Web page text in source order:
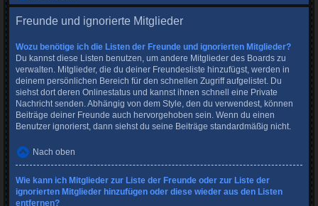
Freunde und ignorierte Mitglieder
Wozu benötige ich die Listen der Freunde und ignorierten Mitglieder?
Du kannst diese Listen benutzen, um andere Mitglieder des Boards zu
verwalten. Mitglieder, die du deiner Freundesliste hinzufügst, werden in
deinem persönlichen Bereich für den schnellen Zugriff aufgelistet. Du
siehst dort deren Onlinestatus und kannst ihnen schnell eine Private
Nachricht senden. Abhängig von dem Style, den du verwendest, können
Beiträge deiner Freunde auch hervorgehoben sein. Wenn du einen
Benutzer ignorierst, dann siehst du seine Beiträge standardmäßig nicht.
Nach oben
Wie kann ich Mitglieder zur Liste der Freunde oder zur Liste der
ignorierten Mitglieder hinzufügen oder diese wieder aus den Listen
entfernen?